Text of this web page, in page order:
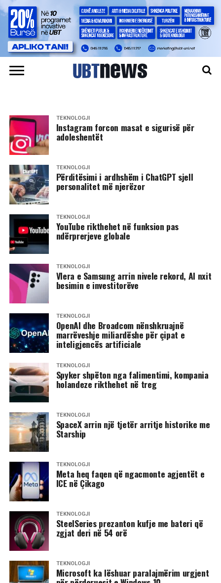
TEKNOLOGJI
Instagram forcon masat e sigurisë për
adoleshentët
TEKNOLOGJI
Përditësimi i ardhshëm i ChatGPT sjell
personalitet më njerëzor
TEKNOLOGJI
YouTube rikthehet në funksion pas
ndërprerjeve globale
TEKNOLOGJI
Vlera e Samsung arrin nivele rekord, AI nxit
besimin e investitorëve
TEKNOLOGJI
OpenAI dhe Broadcom nënshkruajnë
marrëveshje miliardëshe për çipat e
inteligjencës artificiale
TEKNOLOGJI
Spyker shpëton nga falimentimi, kompania
holandeze rikthehet në treg
TEKNOLOGJI
SpaceX arrin një tjetër arritje historike me
Starship
TEKNOLOGJI
Meta heq faqen që ngacmonte agjentët e
ICE në Çikago
TEKNOLOGJI
SteelSeries prezanton kufje me bateri që
zgjat deri në 54 orë
TEKNOLOGJI
Microsoft ka lëshuar paralajmërim urgjent